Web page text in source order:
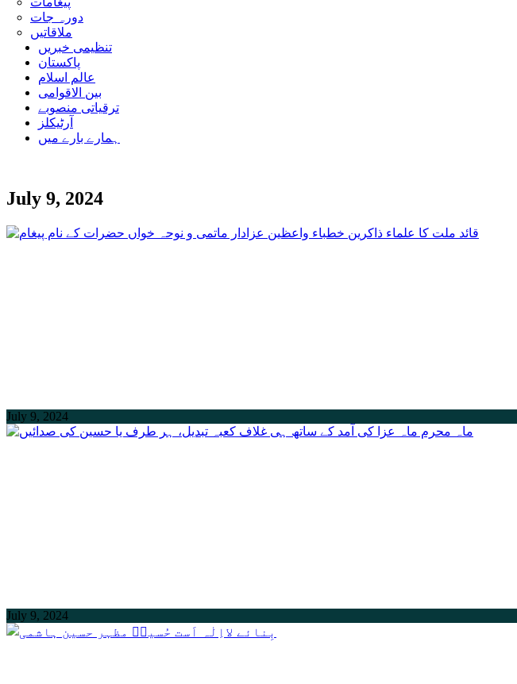
دورہ جات
ملاقاتیں
تنظیمی خبریں
پاکستان
عالم اسلام
بین الاقوامی
ترقیاتی منصوبے
آرٹیکلز
ہمارے بارے میں
July 9, 2024
July 9, 2024
July 9, 2024